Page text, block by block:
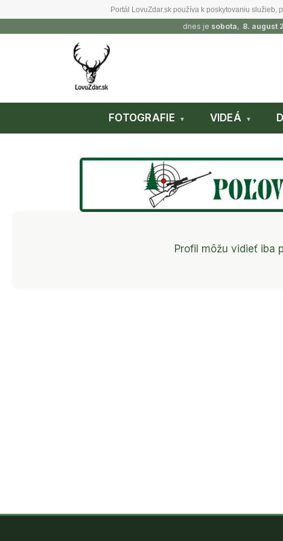
Portál LovuZdar.sk používa k poskytovaniu služieb,
dnes je sobota, 8. august
FOTOGRAFIE VIDEÁ
Profil môžu vidieť iba